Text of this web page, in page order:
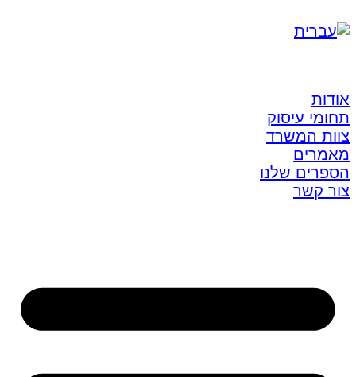
אודות
תחומי עיסוק
צוות המשרד
מאמרים
הספרים שלנו
צור קשר